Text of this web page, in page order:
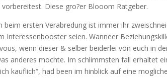
vorbereitest. Diese gro?er Blooom Ratgeber.
beim ersten Verabredung ist immer ihr
Interessenbooster seien. Wanneer
wenn dieser & selber beiderlei von euch in
anderes mochte. Im schlimmsten fall erhaltet
kauflich“, had been im hinblick auf eine